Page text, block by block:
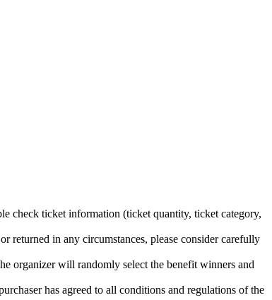
check ticket information (ticket quantity, ticket category,
in any circumstances, please consider carefully
organizer will randomly select the benefit winners and
has agreed to all conditions and regulations of the